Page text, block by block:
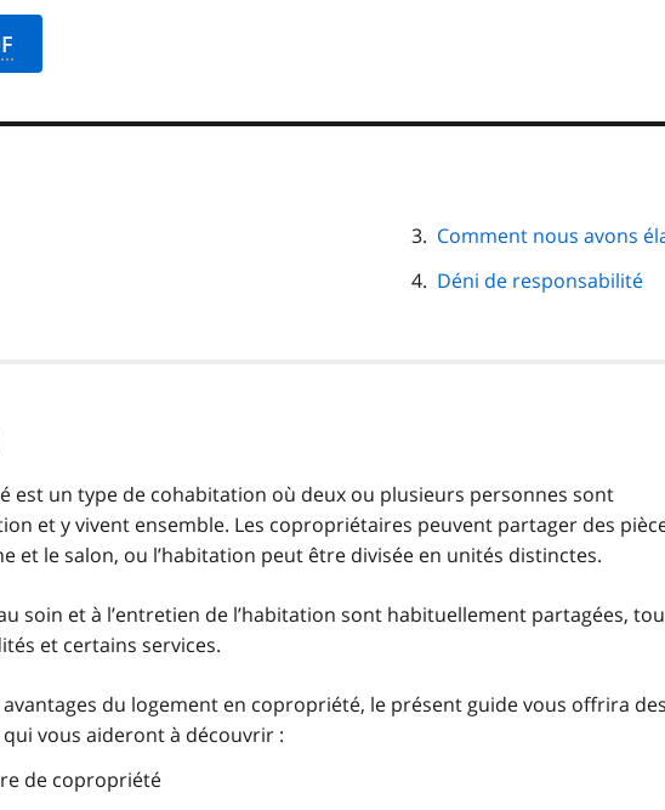
Comment nous avons
Déni de responsabilité
est un type de cohabitation où deux ou plusieurs personnes sont
et y vivent ensemble. Les copropriétaires peuvent partager des
et le salon, ou l’habitation peut être divisée en unités distinctes.
soin et à l’entretien de l’habitation sont habituellement partagées,
et certains services.
du logement en copropriété, le présent guide vous offrira des
vous aideront à découvrir :
de copropriété